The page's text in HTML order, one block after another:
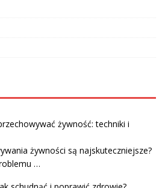
żywność: techniki i
żywności są najskuteczniejsze?
…